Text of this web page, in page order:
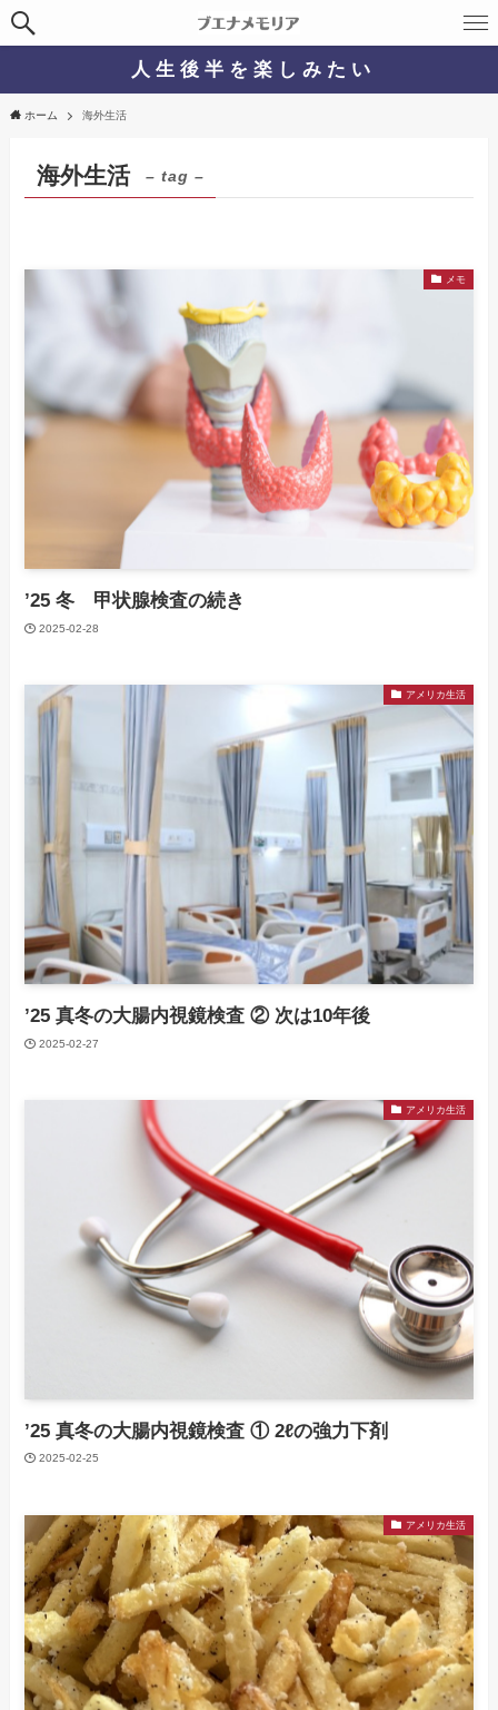
人 生 後 半 を 楽 し み た い
ホーム 海外生活
海外生活 – tag –
メモ
’25 冬 甲状腺検査の続き
2025-02-28
アメリカ生活
’25 真冬の大腸内視鏡検査 ② 次は10年後
2025-02-27
アメリカ生活
’25 真冬の大腸内視鏡検査 ① 2ℓの強力下剤
2025-02-25
アメリカ生活